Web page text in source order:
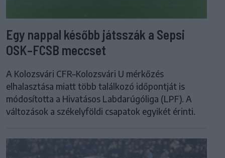
Egy nappal később játsszák a Sepsi
OSK–FCSB meccset
A Kolozsvári CFR–Kolozsvári U mérkőzés
elhalasztása miatt több találkozó időpontját is
módosította a Hivatásos Labdarúgóliga (LPF). A
változások a székelyföldi csapatok egyikét érinti.